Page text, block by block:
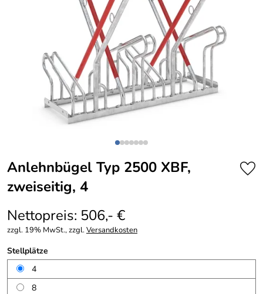
Anlehnbügel Typ 2500 XBF,
zweiseitig, 4
Nettopreis: 506,- €
zzgl. 19% MwSt., zzgl.Versandkosten
Stellplätze
4
8